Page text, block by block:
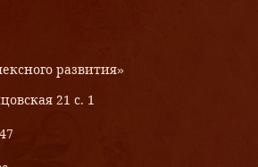
развития»
21 с. 1